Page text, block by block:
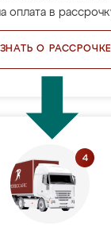
оплата в
О РАССРОЧКЕ